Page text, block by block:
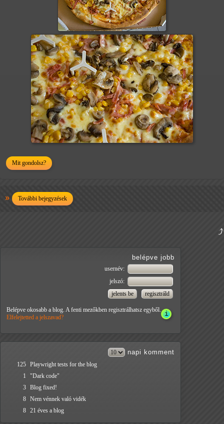
Mit gondolsz?
További bejegyzések
belépve jobb
usernév:
jelszó:
Belépve okosabb a blog. A fenti mezőkben regisztrálhatsz egyből.
Elfelejtetted a jelszavad?
napi komment
125 Playwright tests for the blog
1
"Dark code"
3 Blog fixed!
8 Nem vénnek való vidék
8 21 éves a blog